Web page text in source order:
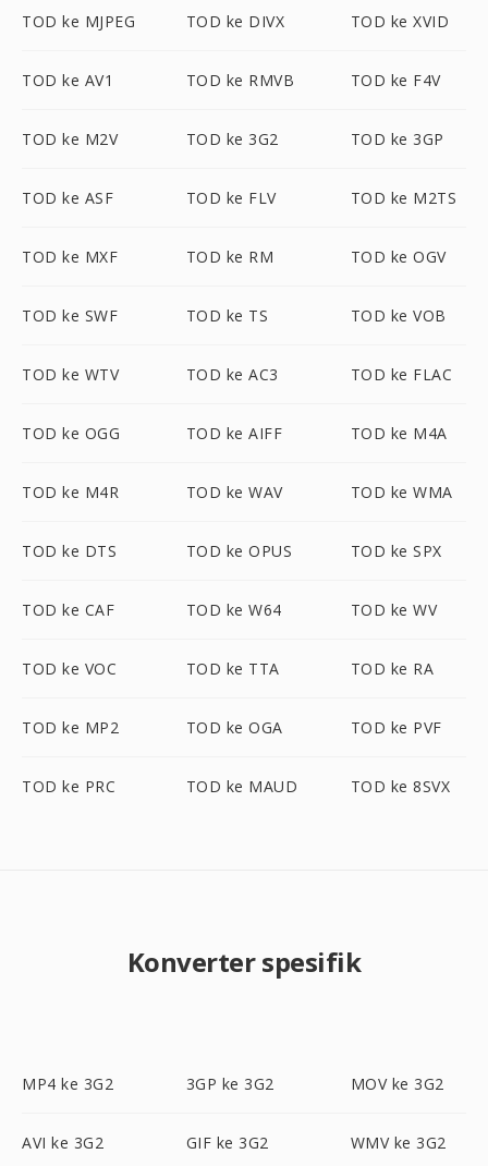
TOD ke MJPEG TOD ke DIVX TOD ke XVID
TOD ke AV1 TOD ke RMVB TOD ke F4V
TOD ke M2V TOD ke 3G2 TOD ke 3GP
TOD ke ASF TOD ke FLV TOD ke M2TS
TOD ke MXF TOD ke RM TOD ke OGV
TOD ke SWF TOD ke TS TOD ke VOB
TOD ke WTV TOD ke AC3 TOD ke FLAC
TOD ke OGG TOD ke AIFF TOD ke M4A
TOD ke M4R TOD ke WAV TOD ke WMA
TOD ke DTS TOD ke OPUS TOD ke SPX
TOD ke CAF TOD ke W64 TOD ke WV
TOD ke VOC TOD ke TTA TOD ke RA
TOD ke MP2 TOD ke OGA TOD ke PVF
TOD ke PRC TOD ke MAUD TOD ke 8SVX
Konverter spesifik
MP4 ke 3G2 3GP ke 3G2 MOV ke 3G2
AVI ke 3G2 GIF ke 3G2 WMV ke 3G2